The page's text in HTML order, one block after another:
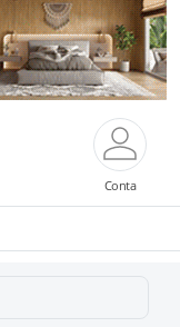
Conta